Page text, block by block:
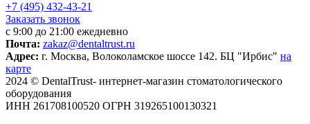
+7 (495) 432-43-21
Заказать звонок
с 9:00 до 21:00 ежедневно
Почта: zakaz@dentaltrust.ru
Адрес: г. Москва, Волоколамское шоссе 142. БЦ "Ирбис" на
карте
2024 © DentalTrust- интернет-магазин стоматологического
оборудования
ИНН 261708100520 ОГРН 319265100130321